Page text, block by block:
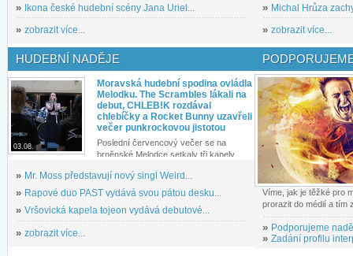
»
Ikona české hudební scény Jana Uriel...
» zobrazit více...
» Michal Hrůza
» zobrazit více...
HUDEBNÍ NADĚJE
03.08.
Moravská hudební spodina ovládla
Melodku. The Scrambles lákali na
debut, CHLEB!K rozdával
chlebíčky a Rocket Bunny uzavřeli
večer punkrockovou jistotou
Poslední červencový večer se na
brněnské Melodce setkaly tři kapely...
» Mr. Moss představují nový singl Weird...
» Rapové duo PAST vydává svou pátou desku...
» Vršovická kapela tojeon vydává debutové...
» zobrazit více...
Víme, jak je těžké pro
prorazit do médií a tím
» Podporujeme
» Zadání profilu